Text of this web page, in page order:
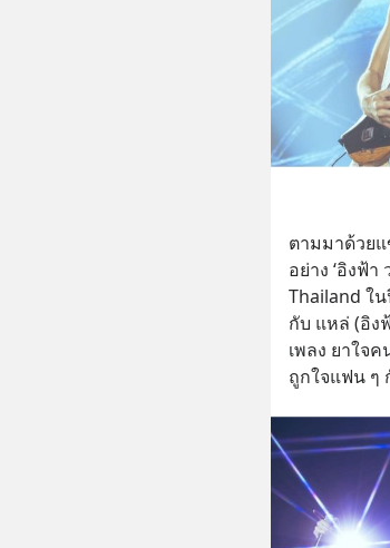
ตามมาด้วย
อย่าง ‘อิงฟ้า
Thailand ใ
กับ แหล่ (อิง
เพลง ยาใจ
ถูกใจแฟน ๆ